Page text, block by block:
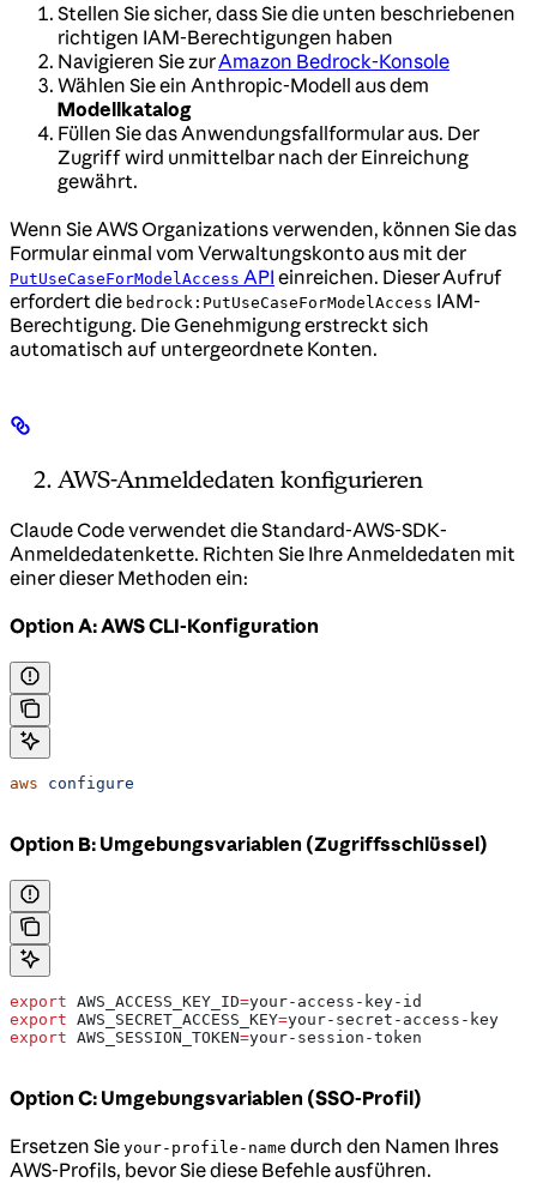
Stellen Sie sicher, dass Sie die unten beschriebenen
richtigen IAM-Berechtigungen haben
Navigieren Sie zurAmazon Bedrock-Konsole
Wählen Sie ein Anthropic-Modell aus dem
Modellkatalog
Füllen Sie das Anwendungsfallformular aus. Der
Zugriff wird unmittelbar nach der Einreichung
gewährt.
Wenn Sie AWS Organizations verwenden, können Sie das
Formular einmal vom Verwaltungskonto aus mit der
PutUseCaseForModelAccess API einreichen. Dieser Aufruf
erfordert die bedrock:PutUseCaseForModelAccess IAM-
Berechtigung. Die Genehmigung erstreckt sich
automatisch auf untergeordnete Konten.
AWS-Anmeldedaten konfigurieren
Claude Code verwendet die Standard-AWS-SDK-
Anmeldedatenkette. Richten Sie Ihre Anmeldedaten mit
einer dieser Methoden ein:
Option A: AWS CLI-Konfiguration
aws configure
Option B: Umgebungsvariablen (Zugriffsschlüssel)
export AWS_ACCESS_KEY_ID=your-access-key-id
export AWS_SECRET_ACCESS_KEY=your-secret-access-key
export AWS_SESSION_TOKEN=your-session-token
Option C: Umgebungsvariablen (SSO-Profil)
Ersetzen Sie your-profile-name durch den Namen Ihres
AWS-Profils, bevor Sie diese Befehle ausführen.